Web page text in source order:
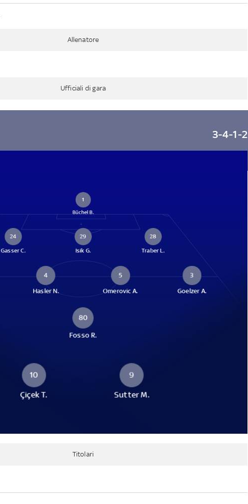
Allenatore
Ufficiali di gara
3-4-1-2
1
Büchel B.
24
Gasser C.
29
Isik G.
28
Traber L.
4
Hasler N.
5
Omerovic A.
3
Goelzer A.
80
Fosso R.
10
Çiçek T.
9
Sutter M.
Titolari